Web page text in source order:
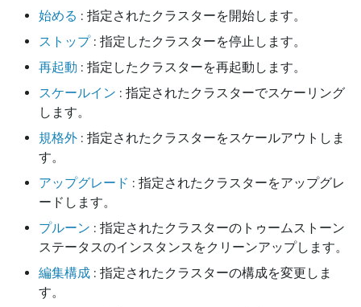
始める : 指定されたクラスターを開始します。
ストップ: 指定したクラスターを停止します。
再起動 : 指定したクラスターを再起動します。
スケールイン : 指定されたクラスターでスケーリング
します。
規格外 : 指定されたクラスターをスケールアウトしま
す。
アップグレード : 指定されたクラスターをアップグレ
ードします。
プルーン : 指定されたクラスターのトゥームストーン
ステータスのインスタンスをクリーンアップします。
編集構成 : 指定されたクラスターの構成を変更しま
す。